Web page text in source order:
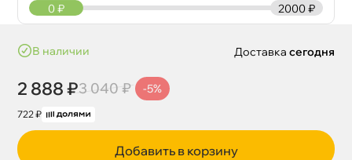
2000 ₽
0 ₽
наличии
2 888 ₽3 040 ₽ -5%
722 ₽
Доставка сегодня
Добавить в корзину